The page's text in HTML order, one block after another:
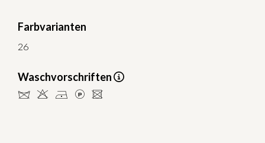
Farbvarianten
26
Waschvorschriften
dHDLU